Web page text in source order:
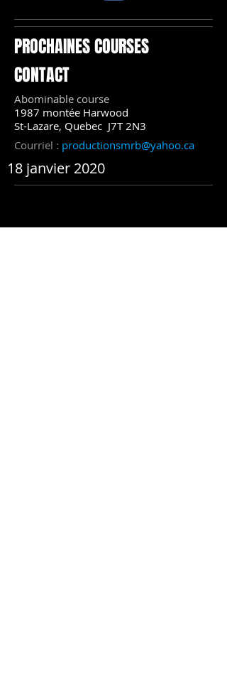
CONTACT
Abominable course
1987 montée Harwood
St-Lazare, Quebec J7T 2N3
Courriel : productionsmrb@yahoo.ca
PROCHAINES COURSES
18 janvier 2020